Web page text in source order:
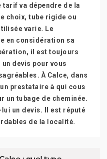
tarif va dépendre de la
choix, tube rigide ou
varie. Le
en considération sa
il est toujours
devis pour vous
À Calce, dans
prestataire à qui cous
un tubage de cheminée.
un devis. Il est réputé
de la localité.